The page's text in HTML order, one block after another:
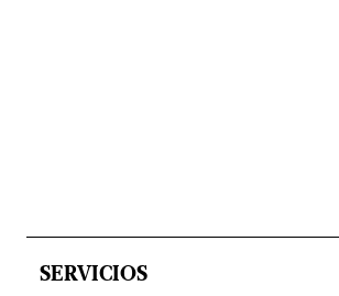
SERVICIOS